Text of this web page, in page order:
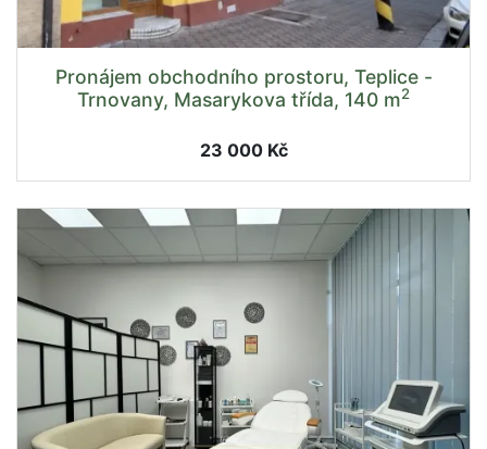
Pronájem obchodního prostoru, Teplice -
Trnovany, Masarykova třída, 140 m2
23 000 Kč